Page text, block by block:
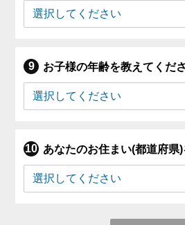
お子様の年齢を教えてくだ
あなたのお住まい(都道府県